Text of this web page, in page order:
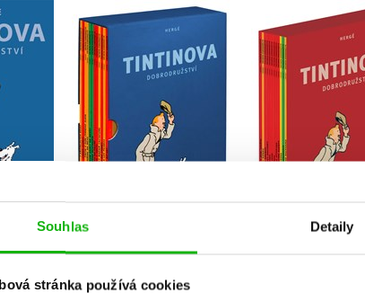
Souhlas Detaily
stránka používá cookies
1 -
3
Tintinova
dobrodružství -
kompletní vydání 13-24
Hergé
kompletní
Hergé
2
1 912 Kč